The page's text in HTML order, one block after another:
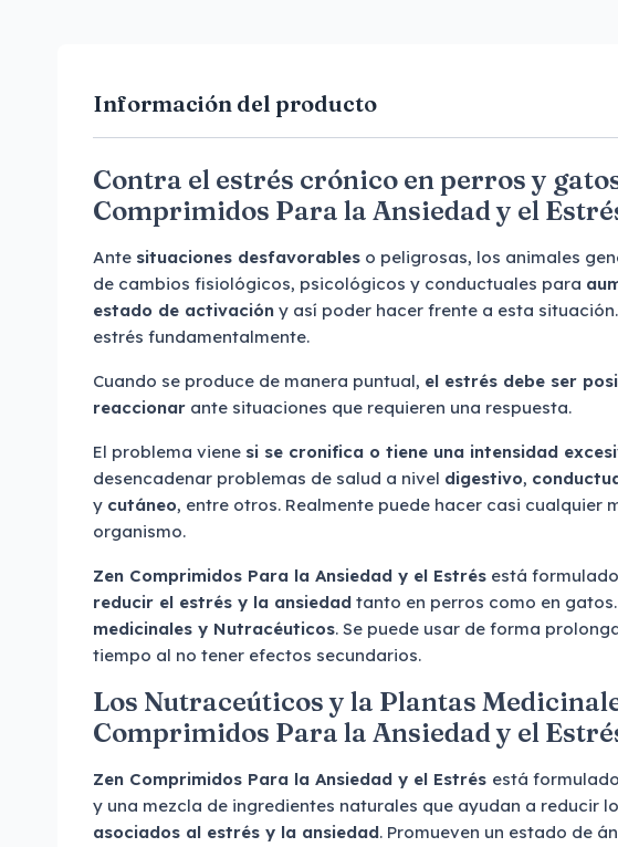
Información del producto
Contra el estrés crónico en perros y
Comprimidos Para la Ansiedad y el
Ante situaciones desfavorables o peligrosas, los animales
de cambios fisiológicos, psicológicos y conductuales para
estado de activación y así poder hacer frente a esta situación.
estrés fundamentalmente.
Cuando se produce de manera puntual, el estrés debe ser
reaccionar ante situaciones que requieren una respuesta.
El problema viene si se cronifica o tiene una intensidad
desencadenar problemas de salud a nivel digestivo,
y cutáneo, entre otros. Realmente puede hacer casi cualquier
organismo.
Zen Comprimidos Para la Ansiedad y el Estrés está
reducir el estrés y la ansiedad tanto en perros como en gatos.
medicinales y Nutracéuticos. Se puede usar de forma
tiempo al no tener efectos secundarios.
Los Nutraceúticos y la Plantas
Comprimidos Para la Ansiedad y el
Zen Comprimidos Para la Ansiedad y el Estrés está
y una mezcla de ingredientes naturales que ayudan a reducir
asociados al estrés y la ansiedad. Promueven un estado de